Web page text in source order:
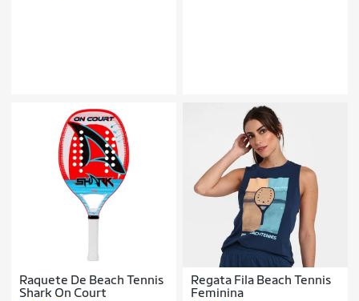
Raquete De Beach Tennis
Shark On Court
Regata Fila Beach Tennis
Feminina